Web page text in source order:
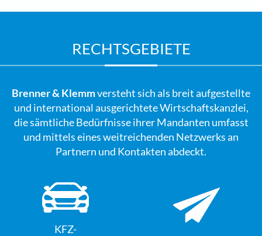
RECHTSGEBIETE
Brenner & Klemmversteht sich als breit aufgestellte
und international ausgerichtete Wirtschaftskanzlei,
die sämtliche Bedürfnisse ihrer Mandanten umfasst
und mittels eines weitreichenden Netzwerks an
Partnern und Kontakten abdeckt.
KFZ-